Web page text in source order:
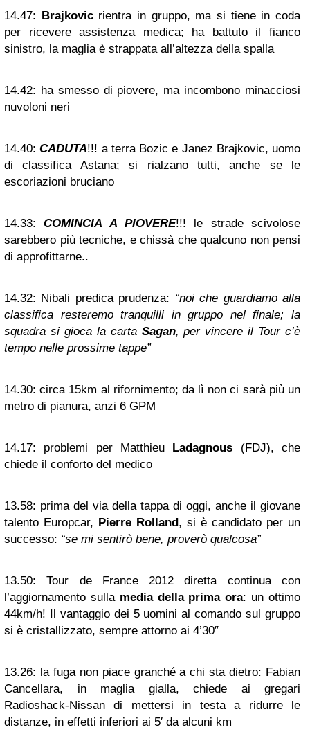
14.47: Brajkovicrientra in gruppo, ma si tiene in coda
per ricevere assistenza medica; ha battuto il fianco
sinistro, la maglia è strappata all’altezza della spalla
14.42: ha smesso di piovere, ma incombono minacciosi
nuvoloni neri
14.40: CADUTA!!! a terra Bozic e Janez Brajkovic, uomo
di classifica Astana; si rialzano tutti, anche se le
escoriazioni bruciano
14.33: COMINCIA A PIOVERE!!! le strade scivolose
sarebbero più tecniche, e chissà che qualcuno non pensi
di approfittarne..
14.32: Nibali predica prudenza: “noi che guardiamo alla
classifica resteremo tranquilli in gruppo nel finale; la
squadra si gioca la carta Sagan, per vincere il Tour c’è
tempo nelle prossime tappe”
14.30: circa 15km al rifornimento; da lì non ci sarà più un
metro di pianura, anzi 6 GPM
14.17: problemi per Matthieu Ladagnous (FDJ), che
chiede il conforto del medico
13.58: prima del via della tappa di oggi, anche il giovane
talento Europcar, Pierre Rolland, si è candidato per un
successo: “se mi sentirò bene, proverò qualcosa”
13.50: Tour de France 2012 diretta continua con
l’aggiornamento sulla media della prima ora: un ottimo
44km/h! Il vantaggio dei 5 uomini al comando sul gruppo
si è cristallizzato, sempre attorno ai 4’30″
13.26: la fuga non piace granché a chi sta dietro: Fabian
Cancellara, in maglia gialla, chiede ai gregari
Radioshack-Nissan di mettersi in testa a ridurre le
distanze, in effetti inferiori ai 5′ da alcuni km